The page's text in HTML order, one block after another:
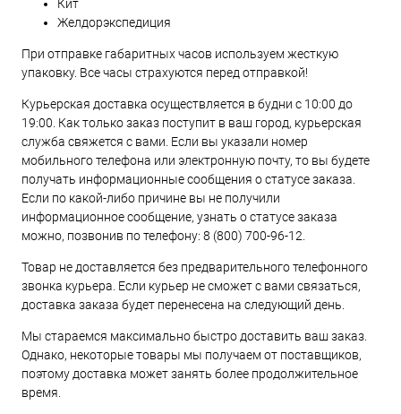
Кит
Желдорэкспедиция
При отправке габаритных часов используем жесткую
упаковку. Все часы страхуются перед отправкой!
Курьерская доставка осуществляется в будни с 10:00 до
19:00. Как только заказ поступит в ваш город, курьерская
служба свяжется с вами. Если вы указали номер
мобильного телефона или электронную почту, то вы будете
получать информационные сообщения о статусе заказа.
Если по какой-либо причине вы не получили
информационное сообщение, узнать о статусе заказа
можно, позвонив по телефону: 8 (800) 700-96-12.
Товар не доставляется без предварительного телефонного
звонка курьера. Если курьер не сможет с вами связаться,
доставка заказа будет перенесена на следующий день.
Мы стараемся максимально быстро доставить ваш заказ.
Однако, некоторые товары мы получаем от поставщиков,
поэтому доставка может занять более продолжительное
время.